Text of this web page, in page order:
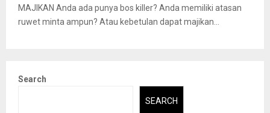
MAJIKAN Anda ada punya bos killer? Anda memiliki atasan
ruwet minta ampun? Atau kebetulan dapat majikan...
Search
SEARCH